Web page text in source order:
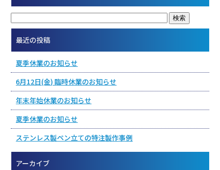
最近の投稿
夏季休業のお知らせ
6月12日(金) 臨時休業のお知らせ
年末年始休業のお知らせ
夏季休業のお知らせ
ステンレス製ペン立ての特注製作事例
アーカイブ